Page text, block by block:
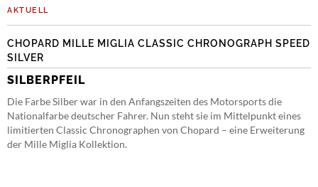
AKTUELL
CHOPARD MILLE MIGLIA CLASSIC CHRONOGRAPH SPEED
SILVER
SILBERPFEIL
Die Farbe Silber war in den Anfangszeiten des Motorsports die
Nationalfarbe deutscher Fahrer. Nun steht sie im Mittelpunkt eines
limitierten Classic Chronographen von Chopard – eine Erweiterung
der Mille Miglia Kollektion.